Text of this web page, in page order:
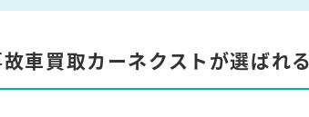
車買取カーネクストが選ばれ